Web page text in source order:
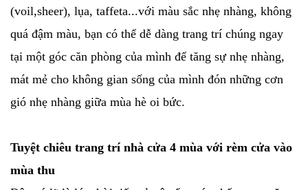
(voil,sheer), lụa, taffeta...với màu sắc nhẹ nhàng, không
quá đậm màu, bạn có thể dễ dàng trang trí chúng ngay
tại một góc căn phòng của mình để tăng sự nhẹ nhàng,
mát mẻ cho không gian sống của mình đón những cơn
gió nhẹ nhàng giữa mùa hè oi bức.
Tuyệt chiêu trang trí nhà cửa 4 mùa với rèm cửa vào
mùa thu